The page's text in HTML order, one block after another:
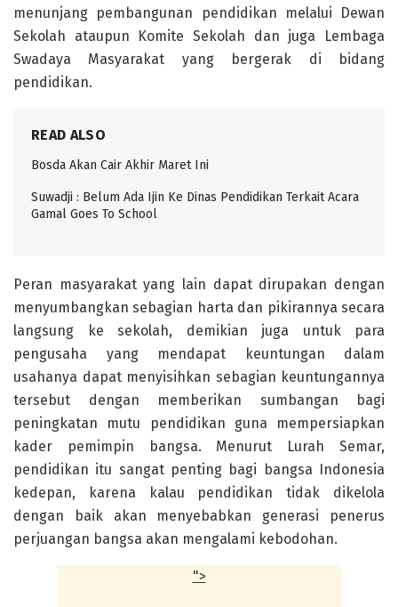
menunjang pembangunan pendidikan melalui Dewan
Sekolah ataupun Komite Sekolah dan juga Lembaga
Swadaya Masyarakat yang bergerak di bidang
pendidikan.
READ ALSO
Bosda Akan Cair Akhir Maret Ini
Suwadji : Belum Ada Ijin Ke Dinas Pendidikan Terkait Acara
Gamal Goes To School
Peran masyarakat yang lain dapat dirupakan dengan
menyumbangkan sebagian harta dan pikirannya secara
langsung ke sekolah, demikian juga untuk para
pengusaha yang mendapat keuntungan dalam
usahanya dapat menyisihkan sebagian keuntungannya
tersebut dengan memberikan sumbangan bagi
peningkatan mutu pendidikan guna mempersiapkan
kader pemimpin bangsa. Menurut Lurah Semar,
pendidikan itu sangat penting bagi bangsa Indonesia
kedepan, karena kalau pendidikan tidak dikelola
dengan baik akan menyebabkan generasi penerus
perjuangan bangsa akan mengalami kebodohan.
">